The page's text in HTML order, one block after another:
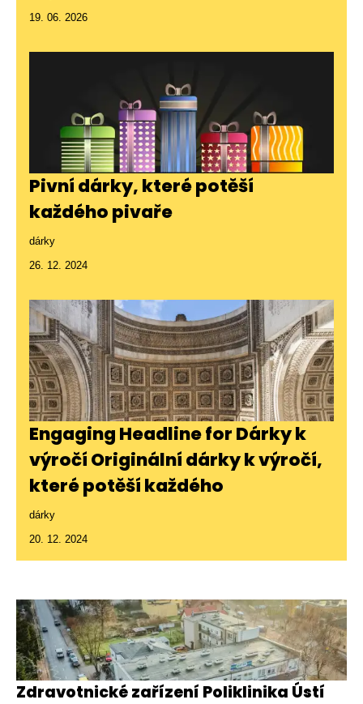
19. 06. 2026
Pivní dárky, které potěší
každého pivaře
dárky
26. 12. 2024
Engaging Headline for Dárky k
výročí Originální dárky k výročí,
které potěší každého
dárky
20. 12. 2024
Zdravotnické zařízení Poliklinika Ústí